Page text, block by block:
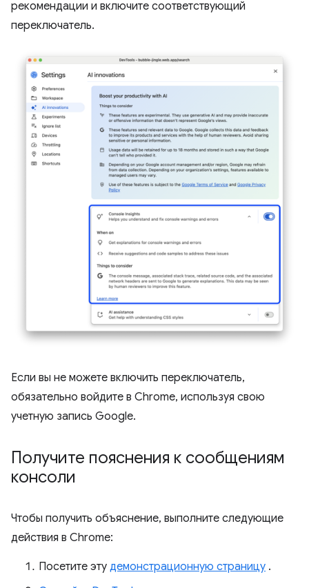
рекомендации и включите соответствующий
переключатель.
Если вы не можете включить переключатель,
обязательно войдите в Chrome, используя свою
учетную запись Google.
Получите пояснения к сообщениям
консоли
Чтобы получить объяснение, выполните следующие
действия в Chrome:
Посетите эту демонстрационную страницу .